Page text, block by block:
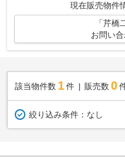
現在販売物件
「芹橋
お問い
該当物件数 1件 販売数 0
絞り込み条件： なし